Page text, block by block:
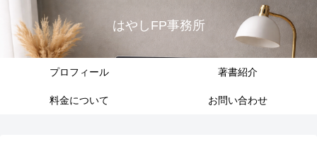
はやしFP事務所
プロフィール 著書紹介
料金について お問い合わせ